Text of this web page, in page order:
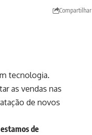
Compartilhar
tecnologia.
as vendas nas
de novos
de